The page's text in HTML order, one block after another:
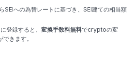
SEIへの為替レートに基づき、SEI建ての相当額
登録すると、 変換手数料無料でcryptoの変
きます。